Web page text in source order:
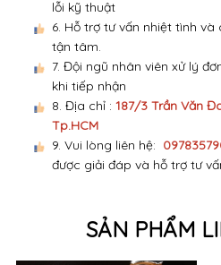
lỗi kỹ thuật
6. Hỗ trợ tư vấn nhiệt tình
tận tâm.
7. Đội ngũ nhân viên xử lý
khi tiếp nhận
8. Địa chỉ : 187/3 Trần Văn
Tp.HCM
9. Vui lòng liên hệ:
được giải đáp và hỗ trợ tư
SẢN PHẨM